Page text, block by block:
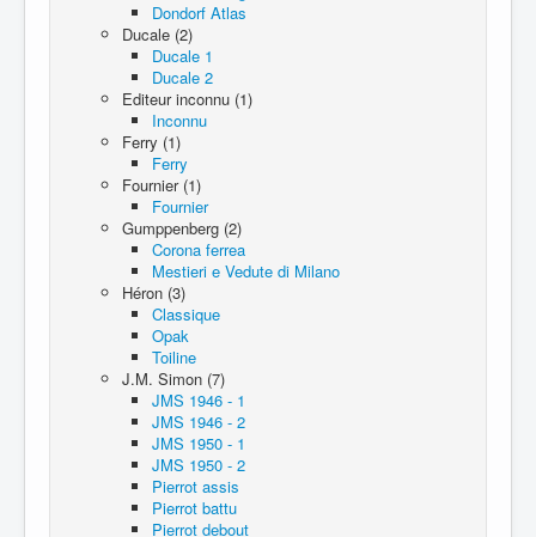
Dondorf Atlas
Ducale (2)
Ducale 1
Ducale 2
Editeur inconnu (1)
Inconnu
Ferry (1)
Ferry
Fournier (1)
Fournier
Gumppenberg (2)
Corona ferrea
Mestieri e Vedute di Milano
Héron (3)
Classique
Opak
Toiline
J.M. Simon (7)
JMS 1946 - 1
JMS 1946 - 2
JMS 1950 - 1
JMS 1950 - 2
Pierrot assis
Pierrot battu
Pierrot debout